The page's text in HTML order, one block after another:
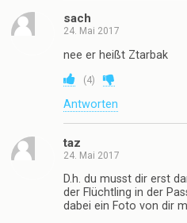
sach
24. Mai 2017
nee er heißt Ztarbak
(4)
Antworten
taz
24. Mai 2017
D.h. du musst dir erst
der Flüchtling in der
dabei ein Foto von dir